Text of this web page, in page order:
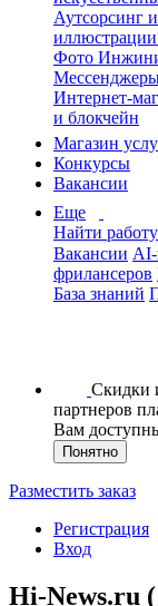
Аутсорсинг
иллюстрации
Фото
Интернет-
и блокчейн
Магазин
Конкурсы
Вакансии
Еще
Найти работу
Вакансии
фрилансеров
База знаний
Скидки
партнеров
Вам
Понятно
Разместить заказ
Регистрация
Вход
Hi-News.ru